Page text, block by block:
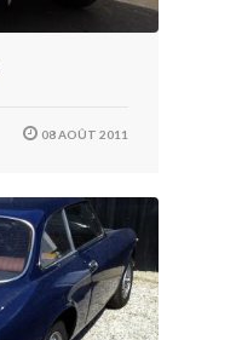
08 AOÛT 2011